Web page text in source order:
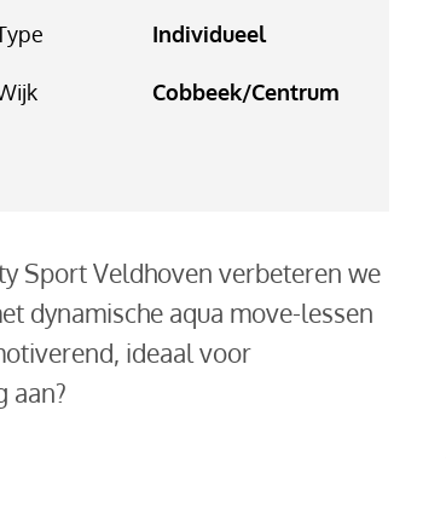
Individueel
Cobbeek/Centrum
Sport Veldhoven verbeteren we
dynamische aqua move-lessen
ideaal voor
aan?